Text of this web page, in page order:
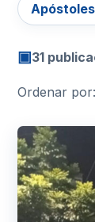
Apóstoles
▣31
Ordenar por: